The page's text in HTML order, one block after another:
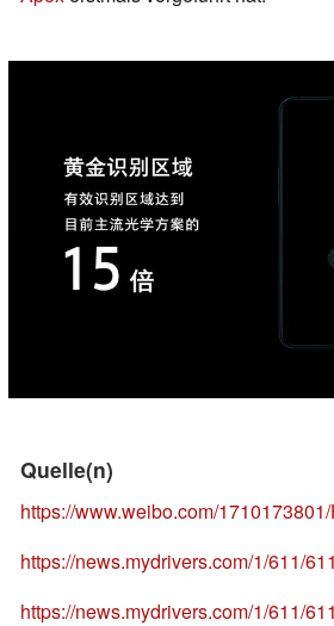
Quelle(n)
https://www.weibo.com/
https://news.mydrivers.com/1/611/
https://news.mydrivers.com/1/611/